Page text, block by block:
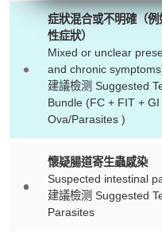
症狀混合或不明確（
性症狀）
Mixed or unclear
and chronic
建議檢测 Suggested
Bundle (FC + FIT +
Ova/Parasites )
懷疑腸道寄生蟲感染
Suspected intestinal
建議檢测 Suggested
Parasites
心42樓4203
D1）
- 服務熱線：
- WhatsApp：
- 電子郵箱：
康人士提供尊
一站式進行全
如果您有任何